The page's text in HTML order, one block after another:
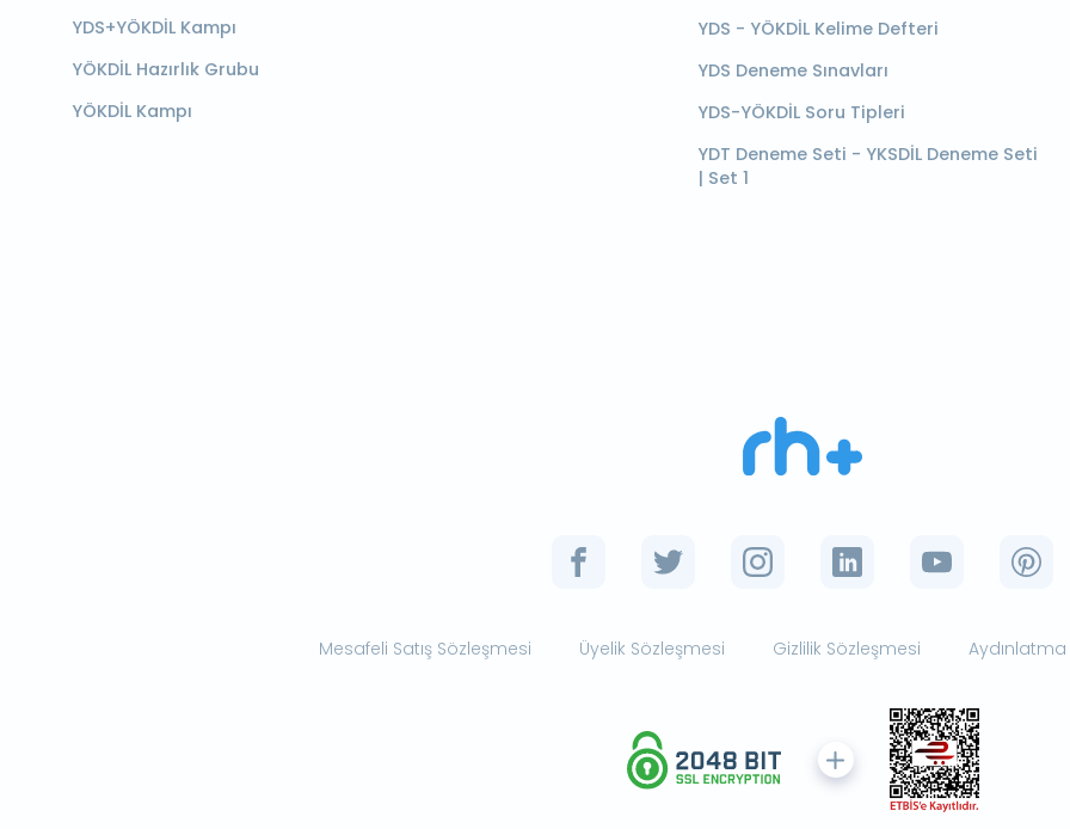
YDS+YÖKDİL Kampı
YÖKDİL Hazırlık Grubu
YÖKDİL Kampı
YDS - YÖKDİL Kelime Defteri
YDS Deneme Sınavları
YDS-YÖKDİL Soru Tipleri
YDT Deneme Seti - YKSDİL Deneme Seti
| Set 1
Mesafeli Satış Sözleşmesi Üyelik Sözleşmesi Gizlilik Sözleşmesi